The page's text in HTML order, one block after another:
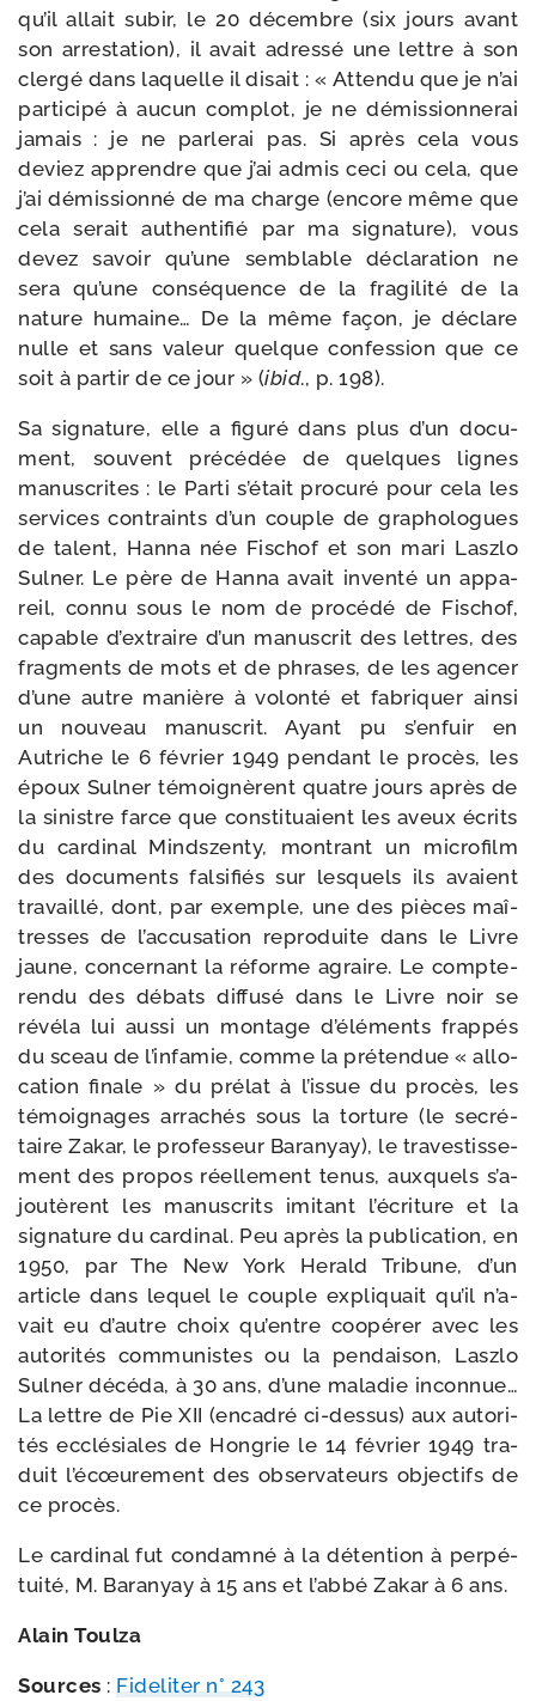
qu’il allait subir, le 20 décembre (six jours avant
son arres­ta­tion), il avait adres­sé une lettre à son
cler­gé dans laquelle il disait : « Attendu que je n’ai
par­ti­ci­pé à aucun com­plot, je ne démis­sion­ne­rai
jamais : je ne par­le­rai pas. Si après cela vous
deviez apprendre que j’ai admis ceci ou cela, que
j’ai démis­sion­né de ma charge (encore même que
cela serait authen­ti­fié par ma signa­ture), vous
devez savoir qu’une sem­blable décla­ra­tion ne
sera qu’une consé­quence de la fra­gi­li­té de la
nature humaine… De la même façon, je déclare
nulle et sans valeur quelque confes­sion que ce
soit à par­tir de ce jour » (ibid., p. 198).
Sa signa­ture, elle a figu­ré dans plus d’un docu­
ment, sou­vent pré­cé­dée de quelques lignes
manus­crites : le Parti s’é­tait pro­cu­ré pour cela les
ser­vices contraints d’un couple de gra­pho­logues
de talent, Hanna née Fischof et son mari Laszlo
Sulner. Le père de Hanna avait inven­té un appa­
reil, connu sous le nom de pro­cé­dé de Fischof,
capable d’ex­traire d’un manus­crit des lettres, des
frag­ments de mots et de phrases, de les agen­cer
d’une autre manière à volon­té et fabri­quer ain­si
un nou­veau manus­crit. Ayant pu s’en­fuir en
Autriche le 6 février 1949 pen­dant le pro­cès, les
époux Sulner témoi­gnèrent quatre jours après de
la sinistre farce que consti­tuaient les aveux écrits
du car­di­nal Mindszenty, mon­trant un micro­film
des docu­ments fal­si­fiés sur les­quels ils avaient
tra­vaillé, dont, par exemple, une des pièces maî­
tresses de l’ac­cu­sa­tion repro­duite dans le Livre
jaune, concer­nant la réforme agraire. Le compte-​
rendu des débats dif­fu­sé dans le Livre noir se
révé­la lui aus­si un mon­tage d’élé­ments frap­pés
du sceau de l’in­fa­mie, comme la pré­ten­due « allo­
ca­tion finale » du pré­lat à l’is­sue du pro­cès, les
témoi­gnages arra­chés sous la tor­ture (le secré­
taire Zakar, le pro­fes­seur Baranyay), le tra­ves­tis­se­
ment des pro­pos réel­le­ment tenus, aux­quels s’a­
jou­tèrent les manus­crits imi­tant l’é­cri­ture et la
signa­ture du car­di­nal. Peu après la publi­ca­tion, en
1950, par The New York Herald Tribune, d’un
article dans lequel le couple expli­quait qu’il n’a­
vait eu d’autre choix qu’entre coopé­rer avec les
auto­ri­tés com­mu­nistes ou la pen­dai­son, Laszlo
Sulner décé­da, à 30 ans, d’une mala­die incon­nue…
La lettre de Pie XII (enca­dré ci-​dessus) aux auto­ri­
tés ecclé­siales de Hongrie le 14 février 1949 tra­
duit l’é­cœu­re­ment des obser­va­teurs objec­tifs de
ce procès.
Le car­di­nal fut condam­né à la déten­tion à per­pé­
tui­té, M. Baranyay à 15 ans et l’ab­bé Zakar à 6 ans.
Alain Toulza
Sources : Fideliter n° 243